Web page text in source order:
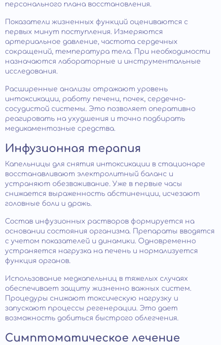
персонального плана восстановления.
Показатели жизненных функций оцениваются с
первых минут поступления. Измеряются
артериальное давление, частота сердечных
сокращений, температура тела. При необходимости
назначаются лабораторные и инструментальные
исследования.
Расширенные анализы отражают уровень
интоксикации, работу печени, почек, сердечно-
сосудистой системы. Это позволяет оперативно
реагировать на ухудшения и точно подбирать
медикаментозные средства.
Инфузионная терапия
Капельницы для снятия интоксикации в стационаре
восстанавливают электролитный баланс и
устраняют обезвоживание. Уже в первые часы
снижается выраженность абстиненции, исчезают
головные боли и дрожь.
Состав инфузионных растворов формируется на
основании состояния организма. Препараты вводятся
с учетом показателей и динамики. Одновременно
устраняется нагрузка на печень и нормализуется
функция органов.
Использование медкапельниц в тяжелых случаях
обеспечивает защиту жизненно важных систем.
Процедуры снижают токсическую нагрузку и
запускают процессы регенерации. Это дает
возможность добиться быстрого облегчения.
Симптоматическое лечение